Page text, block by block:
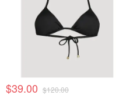
$39.00 $120.00